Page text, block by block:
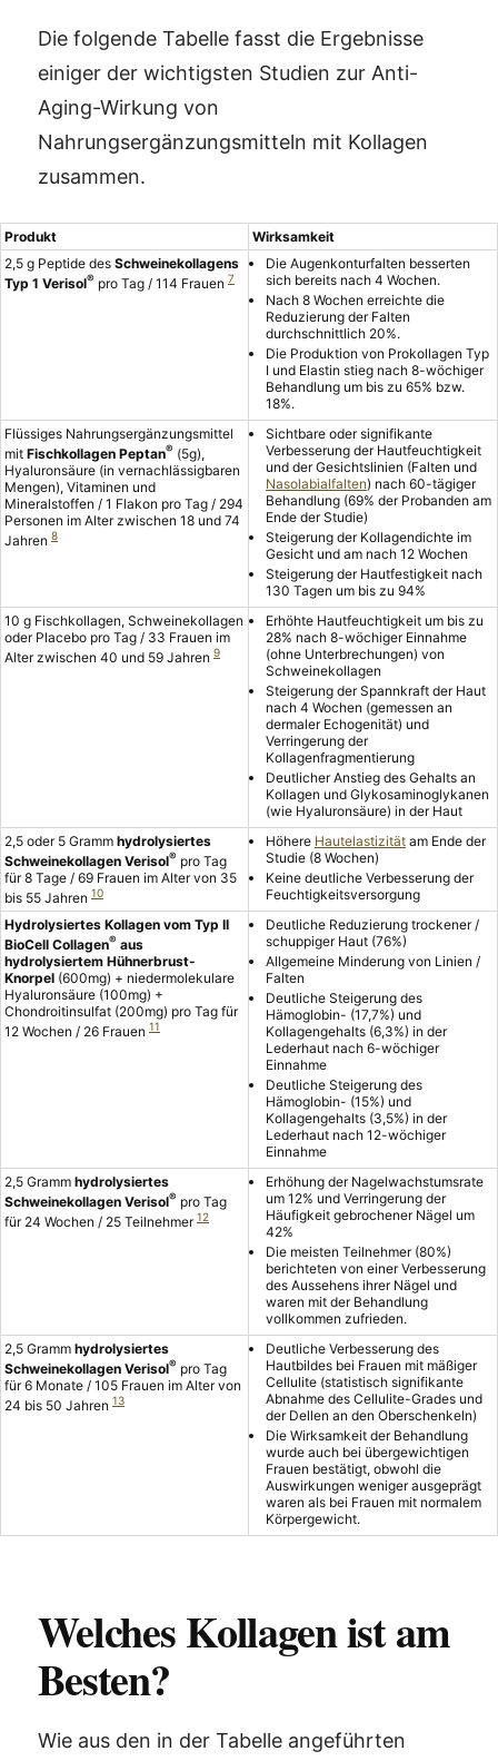
Die folgende Tabelle fasst die Ergebnisse
einiger der wichtigsten Studien zur Anti-
Aging-Wirkung von
Nahrungsergänzungsmitteln mit Kollagen
zusammen.
Produkt
Wirksamkeit
2,5 g Peptide des Schweinekollagens
Typ 1 Verisol® pro Tag / 114 Frauen 7
Die Augenkonturfalten besserten
sich bereits nach 4 Wochen.
Nach 8 Wochen erreichte die
Reduzierung der Falten
durchschnittlich 20%.
Die Produktion von Prokollagen Typ
I und Elastin stieg nach 8-wöchiger
Behandlung um bis zu 65% bzw.
18%.
Flüssiges Nahrungsergänzungsmittel
mit Fischkollagen Peptan® (5g),
Hyaluronsäure (in vernachlässigbaren
Mengen), Vitaminen und
Mineralstoffen / 1 Flakon pro Tag / 294
Personen im Alter zwischen 18 und 74
Jahren 8
Sichtbare oder signifikante
Verbesserung der Hautfeuchtigkeit
und der Gesichtslinien (Falten und
Nasolabialfalten) nach 60-tägiger
Behandlung (69% der Probanden am
Ende der Studie)
Steigerung der Kollagendichte im
Gesicht und am nach 12 Wochen
Steigerung der Hautfestigkeit nach
130 Tagen um bis zu 94%
10 g Fischkollagen, Schweinekollagen
oder Placebo pro Tag / 33 Frauen im
Alter zwischen 40 und 59 Jahren 9
Erhöhte Hautfeuchtigkeit um bis zu
28% nach 8-wöchiger Einnahme
(ohne Unterbrechungen) von
Schweinekollagen
Steigerung der Spannkraft der Haut
nach 4 Wochen (gemessen an
dermaler Echogenität) und
Verringerung der
Kollagenfragmentierung
Deutlicher Anstieg des Gehalts an
Kollagen und Glykosaminoglykanen
(wie Hyaluronsäure) in der Haut
2,5 oder 5 Gramm hydrolysiertes
Schweinekollagen Verisol® pro Tag
für 8 Tage / 69 Frauen im Alter von 35
bis 55 Jahren 10
Höhere Hautelastizität am Ende der
Studie (8 Wochen)
Keine deutliche Verbesserung der
Feuchtigkeitsversorgung
Hydrolysiertes Kollagen vom Typ II
BioCell Collagen® aus
hydrolysiertem Hühnerbrust-
Knorpel (600mg) + niedermolekulare
Hyaluronsäure (100mg) +
Chondroitinsulfat (200mg) pro Tag für
12 Wochen / 26 Frauen 11
Deutliche Reduzierung trockener /
schuppiger Haut (76%)
Allgemeine Minderung von Linien /
Falten
Deutliche Steigerung des
Hämoglobin- (17,7%) und
Kollagengehalts (6,3%) in der
Lederhaut nach 6-wöchiger
Einnahme
Deutliche Steigerung des
Hämoglobin- (15%) und
Kollagengehalts (3,5%) in der
Lederhaut nach 12-wöchiger
Einnahme
2,5 Gramm hydrolysiertes
Schweinekollagen Verisol® pro Tag
für 24 Wochen / 25 Teilnehmer12
Erhöhung der Nagelwachstumsrate
um 12% und Verringerung der
Häufigkeit gebrochener Nägel um
42%
Die meisten Teilnehmer (80%)
berichteten von einer Verbesserung
des Aussehens ihrer Nägel und
waren mit der Behandlung
vollkommen zufrieden.
2,5 Gramm hydrolysiertes
Schweinekollagen Verisol® pro Tag
für 6 Monate / 105 Frauen im Alter von
24 bis 50 Jahren 13
Deutliche Verbesserung des
Hautbildes bei Frauen mit mäßiger
Cellulite (statistisch signifikante
Abnahme des Cellulite-Grades und
der Dellen an den Oberschenkeln)
Die Wirksamkeit der Behandlung
wurde auch bei übergewichtigen
Frauen bestätigt, obwohl die
Auswirkungen weniger ausgeprägt
waren als bei Frauen mit normalem
Körpergewicht.
Welches Kollagen ist am
Besten?
Wie aus den in der Tabelle angeführten